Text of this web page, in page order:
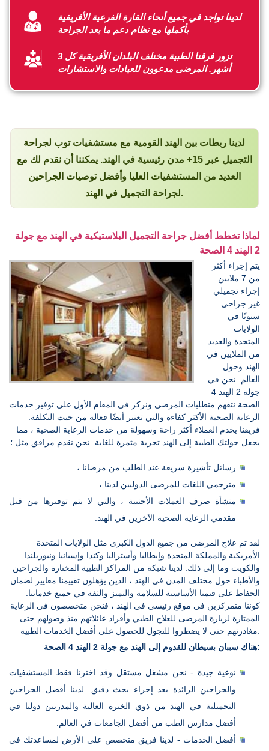
لدينا تواجد في جميع أنحاء القارة الفرعية الأفريقية
بأكملها مع نظام دعم ما بعد الجراحة
تزور فرقنا الطبية مختلف البلدان الأفريقية كل 3
أشهر. المرضى مدعوون للعيادات والاستشارات
لدينا ربطات بين الهند القومية مع مستشفيات توب لجراحة
التجميل عبر 15+ مدن رئيسية في الهند. يمكننا أن نقدم لك مع
العديد من المستشفيات العليا وأفضل توصيات الجراحين
لجراحة التجميل في الهند.
لماذا تخطط أفضل جراحة التجميل البلاستيكية في الهند مع جولة
2 الهند 4 الصحة
يتم إجراء أكثر
من 7 ملايين
إجراء تجميلي
غير جراحي
سنويًا في
الولايات
المتحدة والعديد
من الملايين في
الهند وحول
العالم. نحن في
جولة 2 الهند 4
الصحة نتفهم متطلبات المرضى ونركز في المقام الأول على توفير خدمات
الرعاية الصحية الأكثر كفاءة والتي تعتبر أيضًا فعالة من حيث التكلفة.
فريقنا يخدم العملاء أكثر راحة وسهولة من خدمات الرعاية الصحية ، مما
يجعل جولتك الطبية إلى الهند تجربة مثمرة للغاية. نحن نقدم مرافق مثل ؛
رسائل تأشيرة سريعة عند الطلب من مرضانا ،
مترجمي اللغات للمرضى الدوليين لدينا ،
منشأة صرف العملات الأجنبية ، والتي لا يتم توفيرها من قبل
مقدمي الرعاية الصحية الآخرين في الهند.
لقد تم علاج المرضى من جميع الدول الكبرى مثل الولايات المتحدة
الأمريكية والمملكة المتحدة وإيطاليا وأستراليا وكندا وإسبانيا ونيوزيلندا
والكويت وما إلى ذلك. لدينا شبكة من المراكز الطبية المختارة والجراحين
والأطباء حول مختلف المدن في الهند ، الذين يؤهلون تقييمنا معايير لضمان
الحفاظ على قيمنا الأساسية للسلامة والتميز والثقة في جميع خدماتنا.
كوننا متمركزين في موقع رئيسي في الهند ، فنحن متخصصون في الرعاية
الممتازة لزيارة المرضى للعلاج الطبي وأفراد عائلاتهم منذ وصولهم حتى
مغادرتهم حتى لا يضطروا للتجول للحصول على أفضل الخدمات الطبية.
هناك سببان بسيطان للقدوم إلى الهند مع جولة 2 الهند 4 الصحة:
نوعية جيدة - نحن مشغل مستقل وقد اخترنا فقط المستشفيات
والجراحين الرائدة بعد إجراء بحث دقيق. لدينا أفضل الجراحين
التجميلية في الهند من ذوي الخبرة العالية والمدربين دوليا في
أفضل مدارس الطب من أفضل الجامعات في العالم.
أفضل الخدمات - لدينا فريق متخصص على الأرض لمساعدتك في